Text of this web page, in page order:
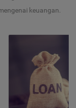
keuangan.